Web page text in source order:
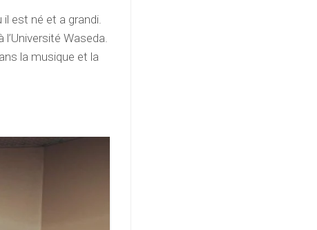
est né et a grandi.
Waseda.
la musique et la